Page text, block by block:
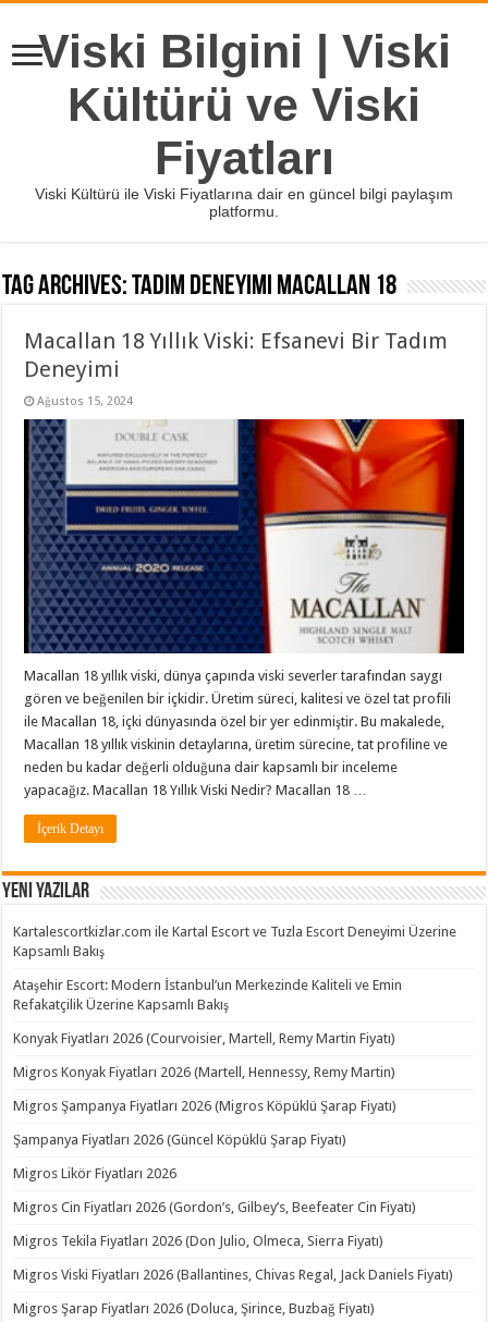
Viski Bilgini | Viski
Kültürü ve Viski
Fiyatları
Viski Kültürü ile Viski Fiyatlarına dair en güncel bilgi paylaşım
platformu.
Tag Archives:tadım deneyimi macallan 18
Macallan 18 Yıllık Viski: Efsanevi Bir Tadım
Deneyimi
Ağustos 15, 2024
Macallan 18 yıllık viski, dünya çapında viski severler tarafından saygı
gören ve beğenilen bir içkidir. Üretim süreci, kalitesi ve özel tat profili
ile Macallan 18, içki dünyasında özel bir yer edinmiştir. Bu makalede,
Macallan 18 yıllık viskinin detaylarına, üretim sürecine, tat profiline ve
neden bu kadar değerli olduğuna dair kapsamlı bir inceleme
yapacağız. Macallan 18 Yıllık Viski Nedir? Macallan 18 …
İçerik Detayı
Yeni Yazılar
Kartalescortkizlar.com ile Kartal Escort ve Tuzla Escort Deneyimi Üzerine
Kapsamlı Bakış
Ataşehir Escort: Modern İstanbul’un Merkezinde Kaliteli ve Emin
Refakatçilik Üzerine Kapsamlı Bakış
Konyak Fiyatları 2026 (Courvoisier, Martell, Remy Martin Fiyatı)
Migros Konyak Fiyatları 2026 (Martell, Hennessy, Remy Martin)
Migros Şampanya Fiyatları 2026 (Migros Köpüklü Şarap Fiyatı)
Şampanya Fiyatları 2026 (Güncel Köpüklü Şarap Fiyatı)
Migros Likör Fiyatları 2026
Migros Cin Fiyatları 2026 (Gordon’s, Gilbey’s, Beefeater Cin Fiyatı)
Migros Tekila Fiyatları 2026 (Don Julio, Olmeca, Sierra Fiyatı)
Migros Viski Fiyatları 2026 (Ballantines, Chivas Regal, Jack Daniels Fiyatı)
Migros Şarap Fiyatları 2026 (Doluca, Şirince, Buzbağ Fiyatı)